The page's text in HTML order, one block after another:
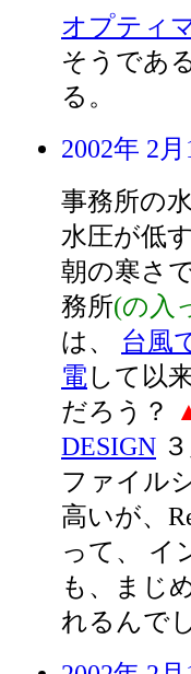
オプティ
そうであ
る。
2002年 2
事務所の
水圧が低
朝の寒さ
務所(の入
は、 台風
電して以
だろう？
DESIGN
ファイル
高いが、
って、 イ
も、まじ
れるんで